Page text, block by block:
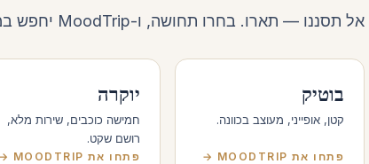
אל תסננו — תארו. בחרו תחושה, ו-MoodTrip יחפש במלאי חי.
בוטיק
קטן, אופייני, מעוצב בכוונה.
פתחו את MOODTRIP →
יוקרה
חמישה כוכבים, שירות מלא,
רושם שקט.
פתחו את MOODTRIP →